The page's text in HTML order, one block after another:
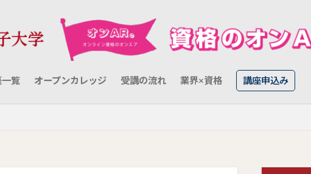
覧 オープンカレッジ 受講の流れ 業界×資格 講座申込み